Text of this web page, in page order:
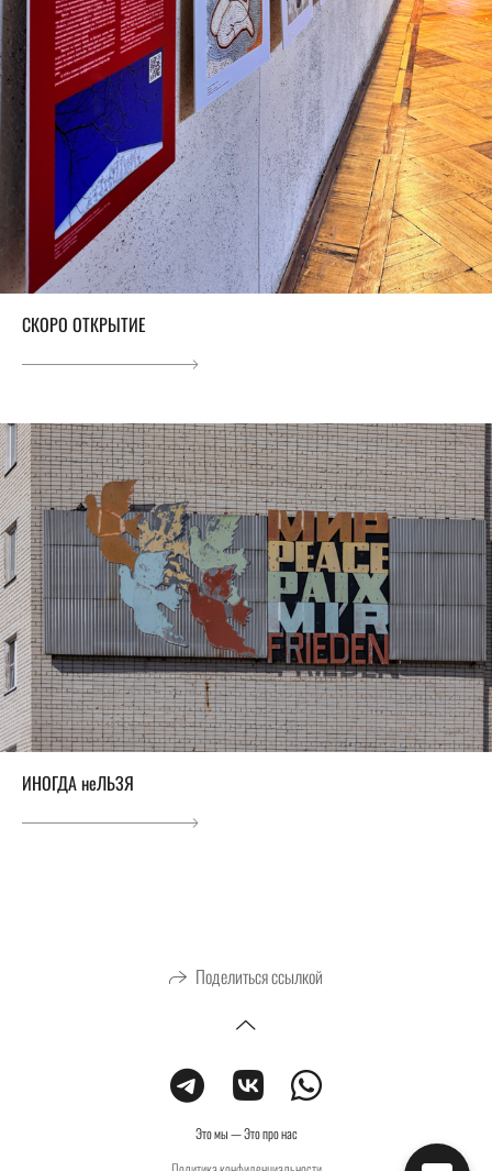
СКОРО ОТКРЫТИЕ
ИНОГДА неЛЬЗЯ
Поделиться ссылкой
Это мы — Это про нас